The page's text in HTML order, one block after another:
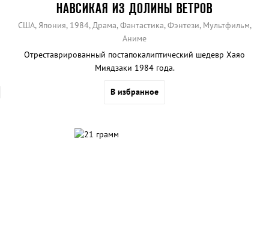
НАВСИКАЯ ИЗ ДОЛИНЫ ВЕТРОВ
США, Япония, 1984, Драма, Фантастика, Фэнтези, Мультфильм,
Аниме
Отреставрированный постапокалиптический шедевр Хаяо
Миядзаки 1984 года.
В избранное